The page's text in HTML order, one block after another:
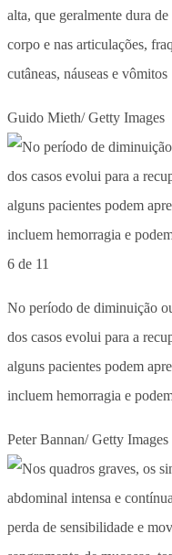
alta, que geralmente dura
corpo e nas articulações,
cutâneas, náuseas e vômitos
Guido Mieth/ Getty Images
6 de 11
No período de diminuição
dos casos evolui para a
alguns pacientes podem
incluem hemorragia e
Peter Bannan/ Getty Images